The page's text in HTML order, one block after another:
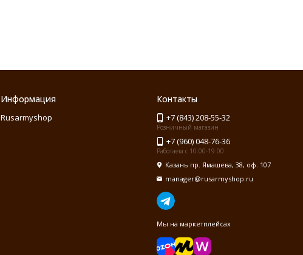
Информация
Rusarmyshop
Контакты
+7 (843) 208-55-32
Розничный магазин
+7 (960) 048-76-36
Работаем с 10:00-19:00
Казань пр. Ямашева, 38, оф. 107
manager@rusarmyshop.ru
Мы на маркетплейсах